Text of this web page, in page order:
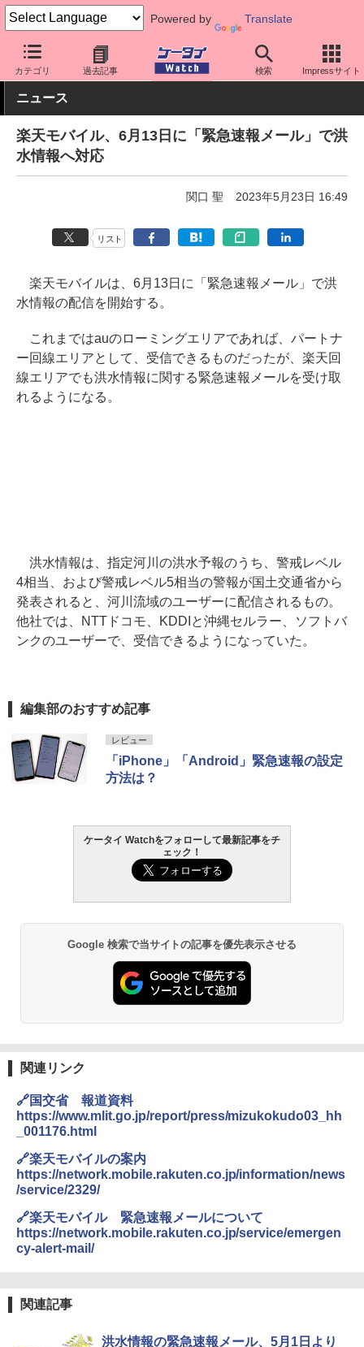
Powered by Translate
カテゴリ 過去記事 検索 Impressサイト
ケータイ Watch キャリア 楽天 サポート
ニュース
楽天モバイル、6月13日に「緊急速報メール」で洪
水情報へ対応
関口 聖 2023年5月23日 16:49
リスト
楽天モバイルは、6月13日に「緊急速報メール」で洪
水情報の配信を開始する。
これまではauのローミングエリアであれば、パートナ
ー回線エリアとして、受信できるものだったが、楽天回
線エリアでも洪水情報に関する緊急速報メールを受け取
れるようになる。
洪水情報は、指定河川の洪水予報のうち、警戒レベル
4相当、および警戒レベル5相当の警報が国土交通省から
発表されると、河川流域のユーザーに配信されるもの。
他社では、NTTドコモ、KDDIと沖縄セルラー、ソフトバ
ンクのユーザーで、受信できるようになっていた。
編集部のおすすめ記事
レビュー
「iPhone」「Android」緊急速報の設定
方法は？
ケータイ Watchをフォローして最新記事をチ
ェック！
Google 検索で当サイトの記事を優先表示させる
関連リンク
🔗国交省 報道資料
https://www.mlit.go.jp/report/press/mizukokudo03_hh
_001176.html
🔗楽天モバイルの案内
https://network.mobile.rakuten.co.jp/information/news
/service/2329/
🔗楽天モバイル 緊急速報メールについて
https://network.mobile.rakuten.co.jp/service/emergen
cy-alert-mail/
関連記事
洪水情報の緊急速報メール、5月1日より